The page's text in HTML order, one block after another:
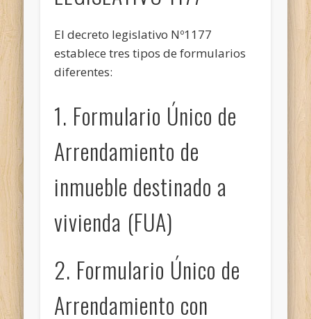
El decreto legislativo Nº1177
establece tres tipos de formularios
diferentes:
1. Formulario Único de
Arrendamiento de
inmueble destinado a
vivienda (FUA)
2. Formulario Único de
Arrendamiento con